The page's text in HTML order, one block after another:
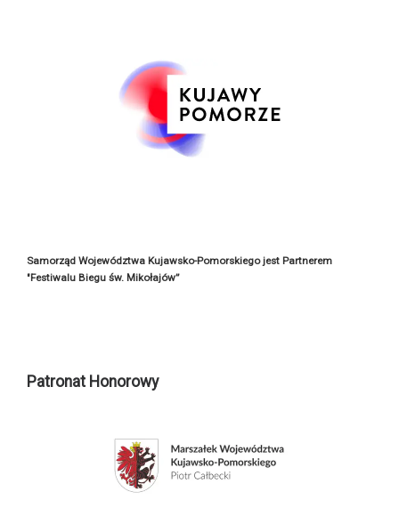
Samorząd Województwa Kujawsko-Pomorskiego jest Partnerem
"Festiwalu Biegu św. Mikołajów”
Patronat Honorowy